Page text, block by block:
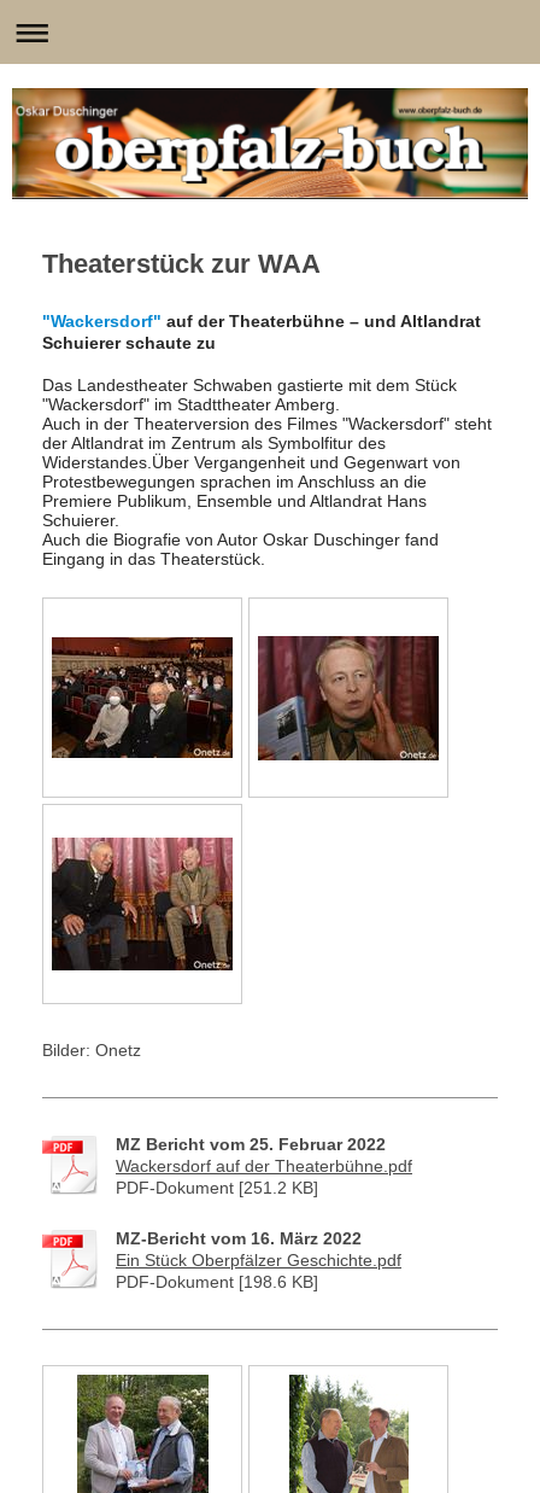
Theaterstück zur WAA
"Wackersdorf" auf der Theaterbühne – und Altlandrat
Schuierer schaute zu
Das Landestheater Schwaben gastierte mit dem Stück
"Wackersdorf" im Stadttheater Amberg.
Auch in der Theaterversion des Filmes "Wackersdorf" steht
der Altlandrat im Zentrum als Symbolfitur des
Widerstandes. Über Vergangenheit und Gegenwart von
Protestbewegungen sprachen im Anschluss an die
Premiere Publikum, Ensemble und Altlandrat Hans
Schuierer.
Auch die Biografie von Autor Oskar Duschinger fand
Eingang in das Theaterstück.
Bilder: Onetz
MZ Bericht vom 25. Februar 2022
Wackersdorf auf der Theaterbühne.pdf
PDF-Dokument [251.2 KB]
MZ-Bericht vom 16. März 2022
Ein Stück Oberpfälzer Geschichte.pdf
PDF-Dokument [198.6 KB]